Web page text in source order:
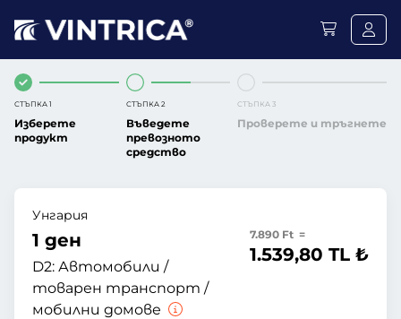
СТЪПКА 1
Изберете
продукт
СТЪПКА 2
Въведете
превозното
средство
СТЪПКА 3
Проверете и тръгнете
Унгария
1 ден
D2: Автомобили /
товарен транспорт /
мобилни домове
7.890 Ft =
1.539,80 TL ₺